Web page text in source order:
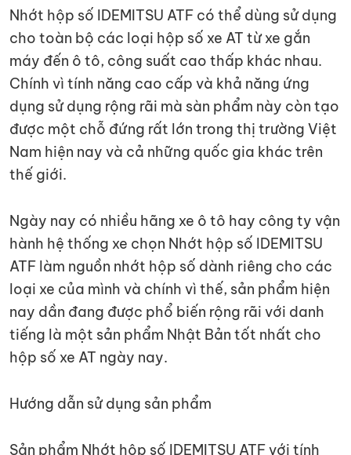
Nhớt hộp số IDEMITSU ATF có thể dùng sử dụng
cho toàn bộ các loại hộp số xe AT từ xe gắn
máy đến ô tô, công suất cao thấp khác nhau.
Chính vì tính năng cao cấp và khả năng ứng
dụng sử dụng rộng rãi mà sàn phẩm này còn tạo
được một chỗ đứng rất lớn trong thị trường Việt
Nam hiện nay và cả những quốc gia khác trên
thế giới.
Ngày nay có nhiều hãng xe ô tô hay công ty vận
hành hệ thống xe chọn Nhớt hộp số IDEMITSU
ATF làm nguồn nhớt hộp số dành riêng cho các
loại xe của mình và chính vì thế, sản phẩm hiện
nay dần đang được phổ biến rộng rãi với danh
tiếng là một sản phẩm Nhật Bản tốt nhất cho
hộp số xe AT ngày nay.
Hướng dẫn sử dụng sản phẩm
Sản phẩm Nhớt hộp số IDEMITSU ATF với tính